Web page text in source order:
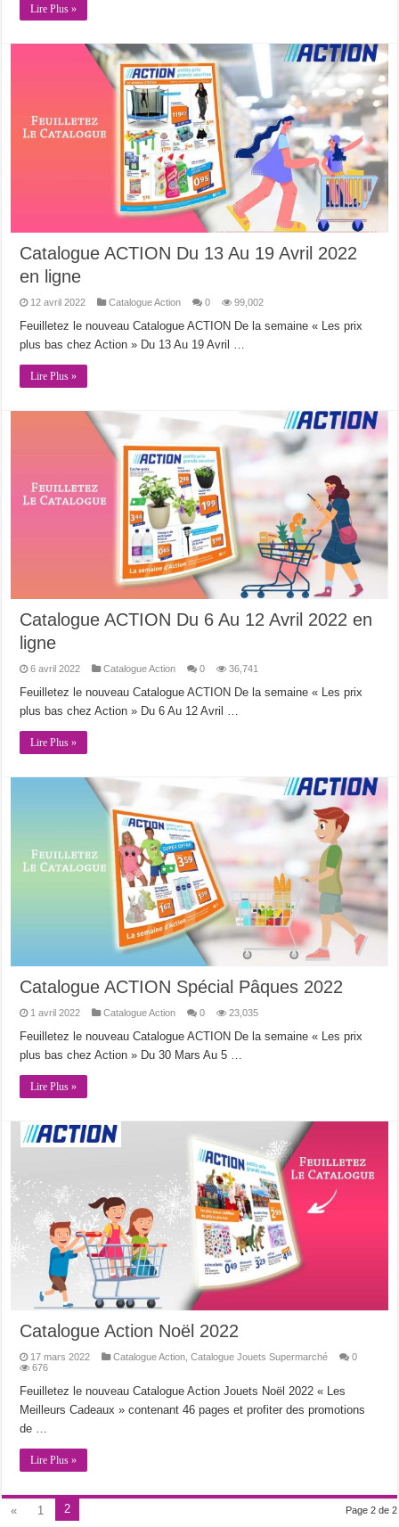
Lire Plus »
Catalogue ACTION Du 13 Au 19 Avril 2022
en ligne
12 avril 2022 Catalogue Action 0 99,002
Feuilletez le nouveau Catalogue ACTION De la semaine « Les prix
plus bas chez Action » Du 13 Au 19 Avril …
Lire Plus »
Catalogue ACTION Du 6 Au 12 Avril 2022 en
ligne
6 avril 2022 Catalogue Action 0 36,741
Feuilletez le nouveau Catalogue ACTION De la semaine « Les prix
plus bas chez Action » Du 6 Au 12 Avril …
Lire Plus »
Catalogue ACTION Spécial Pâques 2022
1 avril 2022 Catalogue Action 0 23,035
Feuilletez le nouveau Catalogue ACTION De la semaine « Les prix
plus bas chez Action » Du 30 Mars Au 5 …
Lire Plus »
Catalogue Action Noël 2022
17 mars 2022 Catalogue Action ,Catalogue Jouets Supermarché
0
676
Feuilletez le nouveau Catalogue Action Jouets Noël 2022 « Les
Meilleurs Cadeaux » contenant 46 pages et profiter des promotions
de …
Lire Plus »
Page 2 de 2
« 1 2